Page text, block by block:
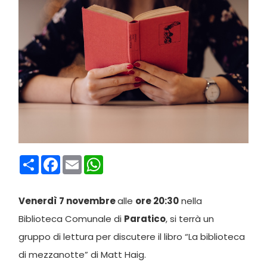
CondividiFacebook
Email
Venerdì 7 novembrealle ore 20:30nella
Biblioteca Comunale di Paratico, si terrà un
gruppo di lettura per discutere il libro “La biblioteca
di mezzanotte” di Matt Haig.